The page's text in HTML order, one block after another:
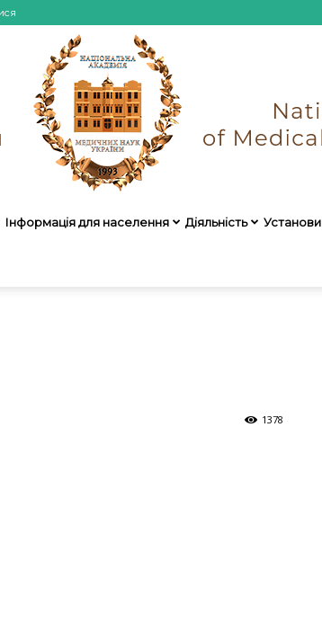
Інформація для населення Діяльність Установи
1378